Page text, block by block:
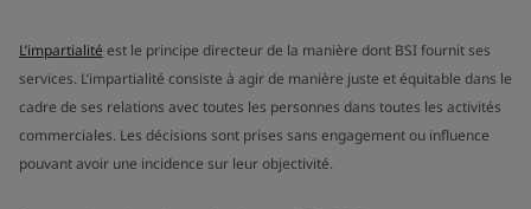
L’impartialité est le principe directeur de la manière dont BSI fournit ses
services. L’impartialité consiste à agir de manière juste et équitable dans le
cadre de ses relations avec toutes les personnes dans toutes les activités
commerciales. Les décisions sont prises sans engagement ou influence
pouvant avoir une incidence sur leur objectivité.